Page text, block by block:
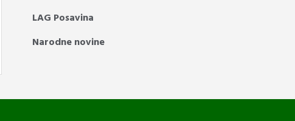
LAG Posavina
Narodne novine